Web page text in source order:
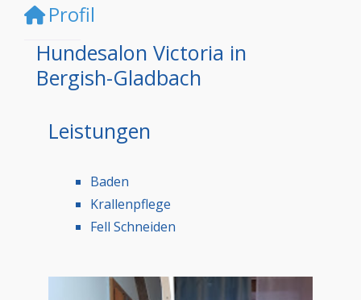
Profil
Hundesalon Victoria in
Bergish-Gladbach
Leistungen
Baden
Krallenpflege
Fell Schneiden